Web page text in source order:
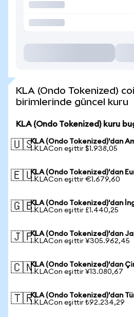
KLA (Ondo Tokenized)
birimlerinde güncel kuru
KLA (Ondo Tokenized) kuru
🇺🇸KLA (Ondo Tokenized)'dan
1 KLACon eşittir $1.938,05
🇪🇺KLA (Ondo Tokenized)'dan
1 KLACon eşittir €1.679,60
🇬🇧KLA (Ondo Tokenized)'dan
1 KLACon eşittir £1.440,25
🇯🇵KLA (Ondo Tokenized)'dan
1 KLACon eşittir ¥305.962,45
🇨🇳KLA (Ondo Tokenized)'dan
1 KLACon eşittir ¥13.080,67
🇹🇷KLA (Ondo Tokenized)'dan
1 KLACon eşittir ₺92.234,29